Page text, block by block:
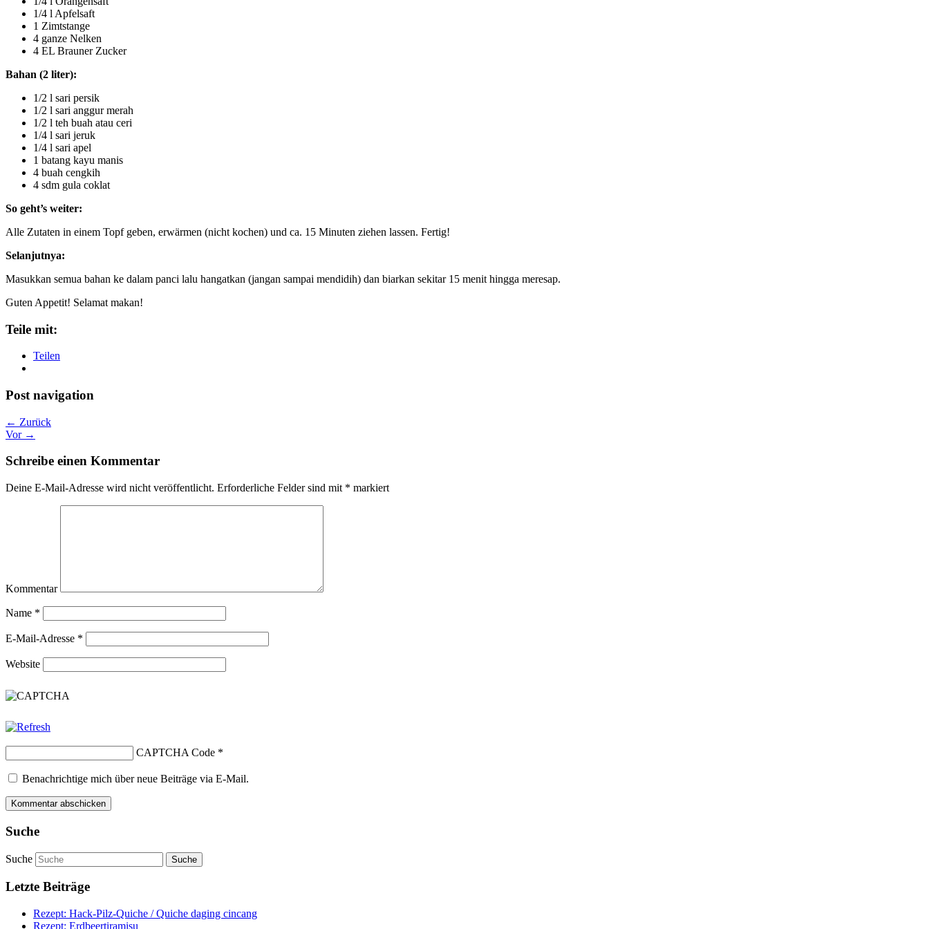
1/4 l Apfelsaft
1 Zimtstange
4 ganze Nelken
4 EL Brauner Zucker
Bahan (2 liter):
1/2 l sari persik
1/2 l sari anggur merah
1/2 l teh buah atau ceri
1/4 l sari jeruk
1/4 l sari apel
1 batang kayu manis
4 buah cengkih
4 sdm gula coklat
So geht’s weiter:
Alle Zutaten in einem Topf geben, erwärmen (nicht kochen) und ca. 15 Minuten ziehen lassen. Fertig!
Selanjutnya:
Masukkan semua bahan ke dalam panci lalu hangatkan (jangan sampai mendidih) dan biarkan sekitar 15 menit hingga meresap.
Guten Appetit! Selamat makan!
Teile mit:
Teilen
Post navigation
← Zurück
Vor →
Schreibe einen Kommentar
Deine E-Mail-Adresse wird nicht veröffentlicht. Erforderliche Felder sind mit * markiert
Kommentar
Name *
E-Mail-Adresse *
Website
CAPTCHA Code *
Benachrichtige mich über neue Beiträge via E-Mail.
Suche
Suche
Letzte Beiträge
Rezept: Hack-Pilz-Quiche / Quiche daging cincang
Rezept: Erdbeertiramisu